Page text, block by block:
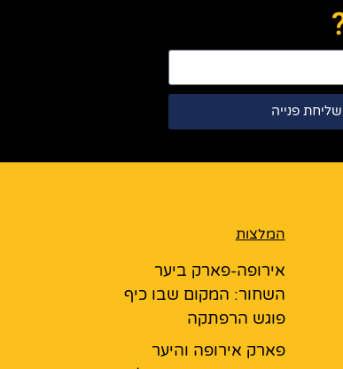
שליחת פנייה
המלצות
אירופה-פארק ביער
השחור: המקום שבו כיף
פוגש הרפתקה
פארק אירופה והיער